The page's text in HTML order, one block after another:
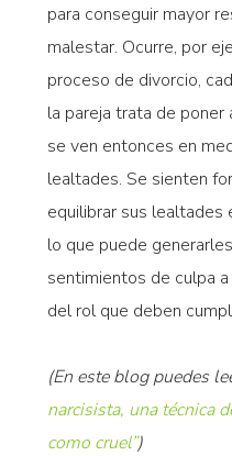
para conseguir mayor
malestar. Ocurre, por
proceso de divorcio,
la pareja trata de poner
se ven entonces en
lealtades. Se sienten
equilibrar sus lealtades
lo que puede
sentimientos de culpa
del rol que deben
(En este blog puedes
narcisista, una técnica
como cruel”)